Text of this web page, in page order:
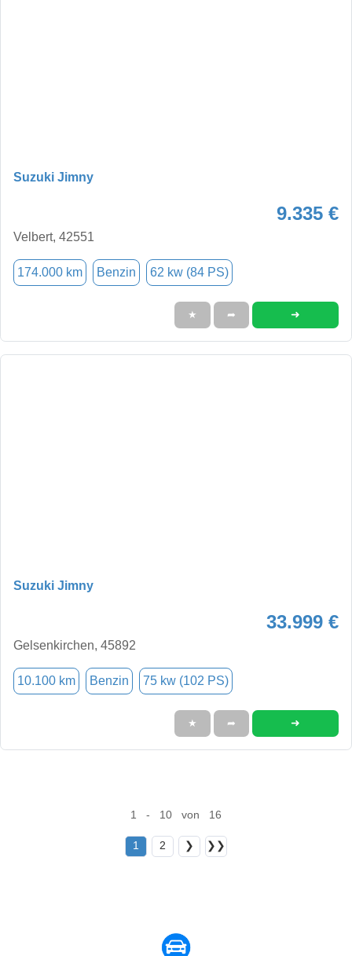
Suzuki Jimny
9.335 €
Velbert, 42551
174.000 km Benzin 62 kw (84 PS)
★ ➦ ➜
Suzuki Jimny
33.999 €
Gelsenkirchen, 45892
10.100 km Benzin 75 kw (102 PS)
★ ➦ ➜
1 - 10 von 16
1 2 ❯ ❯❯